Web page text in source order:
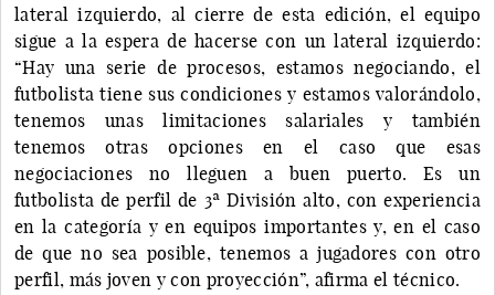
lateral izquierdo, al cierre de esta edición, el equipo
sigue a la espera de hacerse con un lateral izquierdo:
“Hay una serie de procesos, estamos negociando, el
futbolista tiene sus condiciones y estamos valorándolo,
tenemos unas limitaciones salariales y también
tenemos otras opciones en el caso que esas
negociaciones no lleguen a buen puerto. Es un
futbolista de perfil de 3ª División alto, con experiencia
en la categoría y en equipos importantes y, en el caso
de que no sea posible, tenemos a jugadores con otro
perfil, más joven y con proyección”, afirma el técnico.